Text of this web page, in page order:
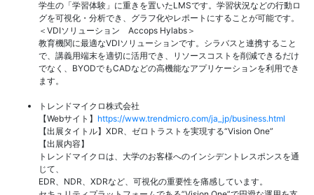
学生の「学習体験」に重きを置いたLMSです。学習状況などの行動ロ
グを可視化・分析でき、グラフ化やレポートにすることが可能です。
＜VDIソリューション Accops Hylabs＞
教育機関に最適なVDIソリューションです。シラバスと連携すること
で、講義用端末を適切に活用でき、リソースコストを削減できるだけ
でなく、BYODでもCADなどの高機能なアプリケーションを利用でき
ます。
トレンドマイクロ株式会社
【Webサイト】 https://www.trendmicro.com/ja_jp/business.html
【出展タイトル】XDR、ゼロトラストを実現する“Vision One”
【出展内容】
トレンドマイクロは、大学のお客様へのインシデントレスポンスを通
じて、
EDR、NDR、XDRなど、可視化の重要性を痛感しています。